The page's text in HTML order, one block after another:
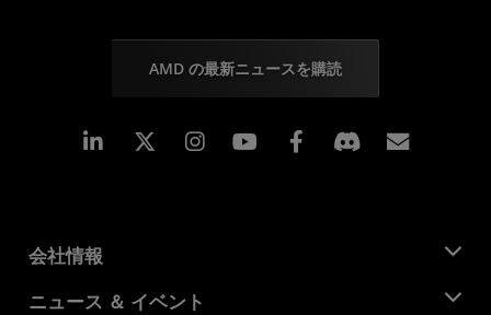
AMD の最新ニュースを購読
Linkedin Instagram Facebook
会社情報
AMD について
ニュース ＆ イベント